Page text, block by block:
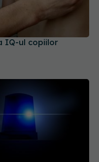
IQ-ul copiilor